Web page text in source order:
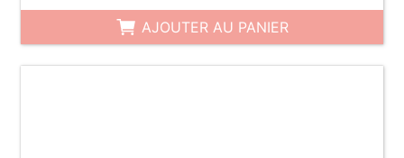
AJOUTER AU PANIER